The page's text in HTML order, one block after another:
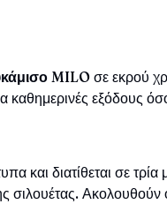
MILO σε εκρού
καθημερινές εξόδους
και διατίθεται σε
σιλουέτας. Ακολουθούν